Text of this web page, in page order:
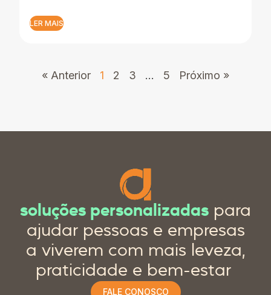
LER MAIS
« Anterior 1 2 3 … 5 Próximo »
soluções personalizadas para
ajudar pessoas e empresas
a viverem com mais leveza,
praticidade e bem-estar
FALE CONOSCO